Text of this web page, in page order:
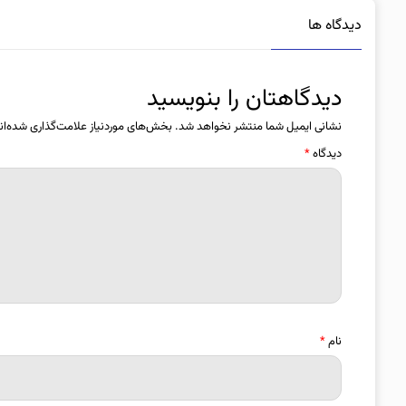
دیدگاه ها
دیدگاهتان را بنویسید
نشانی ایمیل شما منتشر نخواهد شد. بخش‌های موردنیاز علامت‌گذاری
دیدگاه*
نام*